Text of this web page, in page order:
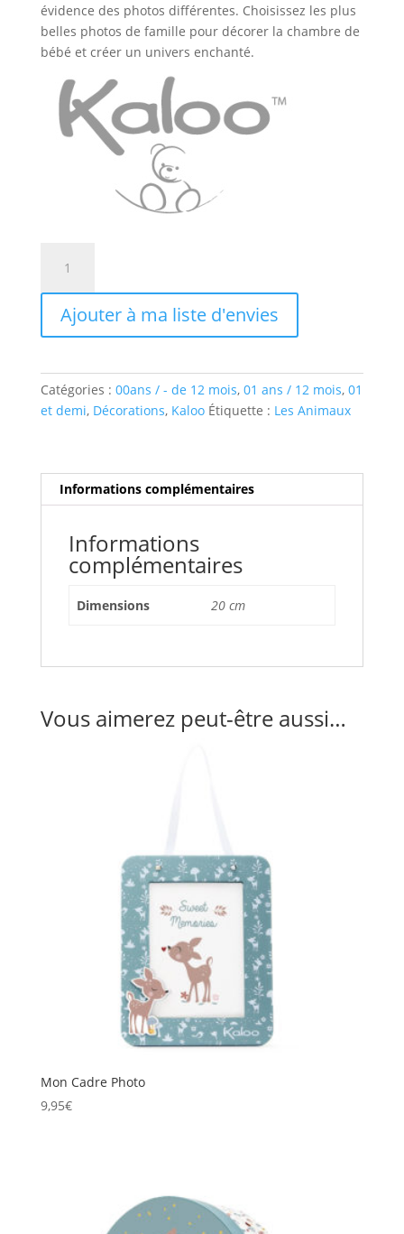
évidence des photos différentes. Choisissez les plus
belles photos de famille pour décorer la chambre de
bébé et créer un univers enchanté.
Mon
cadre
photo
Ajouter à ma liste d'envies
Catégories : 00ans / - de 12 mois, 01 ans / 12 mois, 01
et demi, Décorations, Kaloo Étiquette : Les Animaux
Informations complémentaires
Informations
complémentaires
Dimensions 20 cm
Vous aimerez peut-être aussi…
Mon Cadre Photo
9,95€